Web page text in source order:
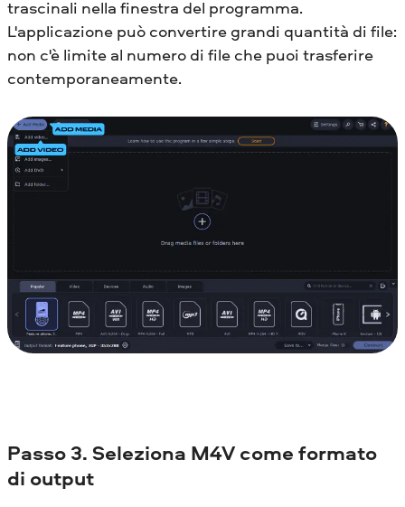
trascinali nella finestra del programma.
L'applicazione può convertire grandi quantità di file:
non c'è limite al numero di file che puoi trasferire
contemporaneamente.
Passo 3. Seleziona M4V come formato
di output